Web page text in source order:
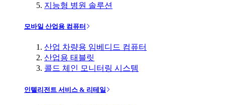
지능형 병원 솔루션
모바일 산업용 컴퓨터
산업 차량용 임베디드 컴퓨터
산업용 태블릿
콜드 체인 모니터링 시스템
인텔리전트 서비스 & 리테일